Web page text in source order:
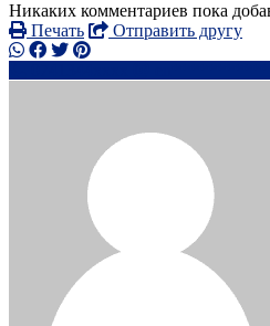
Никаких комментариев пока
Печать
Отправить другу